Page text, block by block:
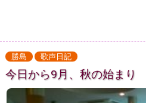
勝島 歌声日記
今日から9月、秋の始まり